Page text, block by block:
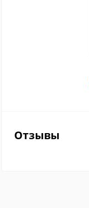
Отзывы